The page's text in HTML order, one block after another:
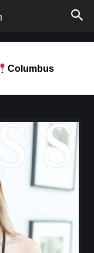
Columbus